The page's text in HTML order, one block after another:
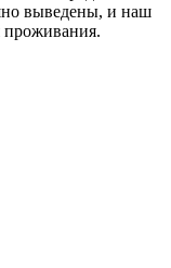
выведены, и наш
проживания.